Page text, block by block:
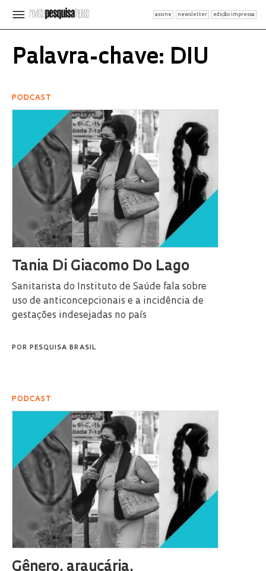
assine newsletter edição impressa
Palavra-chave: DIU
PODCAST
Tania Di Giacomo Do Lago
Sanitarista do Instituto de Saúde fala sobre
uso de anticoncepcionais e a incidência de
gestações indesejadas no país
POR PESQUISA BRASIL
PODCAST
Gênero, araucária,